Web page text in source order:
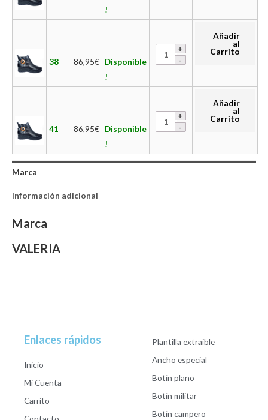
!
38 86,95€ Disponible
!
Añadir
al
Carrito
41 86,95€ Disponible
!
Añadir
al
Carrito
Marca
Información adicional
Marca
VALERIA
Enlaces rápidos
Inicio
Mi Cuenta
Carrito
Plantilla extraible
Ancho especial
Botín plano
Botín militar
Botín campero